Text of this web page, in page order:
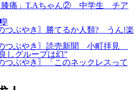
膝痛」T.Aちゃん② 中学生 チア
つぶやき〗勝てるか人類? うん!楽
のつぶやき〗読売新聞 小町拝見
しグループは幻”
つぶやき〗「このネックレスって